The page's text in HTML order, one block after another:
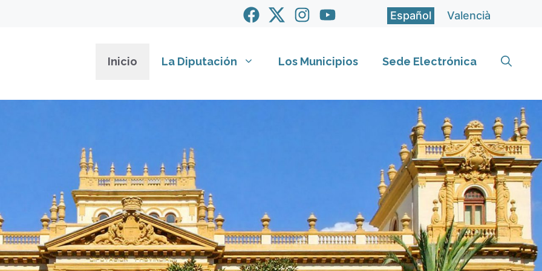
Español Valencià
Inicio La Diputación Los Municipios Sede Electrónica